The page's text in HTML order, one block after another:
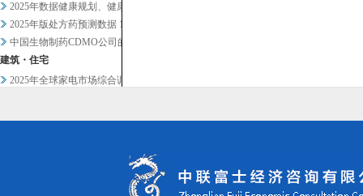
2025年数据健康规划、健康管...
2025年版处方药预测数据 1
中国生物制药CDMO公司的战略...
建筑・住宅
2025年全球家电市场综合调查
2025年健康/美容食品营销手...
个性化食品发展的最新食品科技趋...
2025年食品营销手册：市场总...